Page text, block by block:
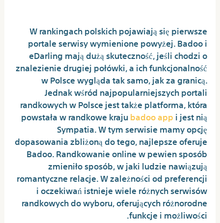
W rankingach polskich pojawiają się pierwsze
portale serwisy wymienione powyżej. Badoo i
eDarling mają dużą skuteczność, jeśli chodzi o
znalezienie drugiej połówki, a ich funkcjonalność
w Polsce wygląda tak samo, jak za granicą.
Jednak wśród najpopularniejszych portali
randkowych w Polsce jest także platforma, która
powstała w randkowe krajubadoo appi jest nią
Sympatia. W tym serwisie mamy opcję
dopasowania zbliżoną do tego, najlepsze oferuje
Badoo. Randkowanie online w pewien sposób
zmieniło sposób, w jaki ludzie nawiązują
romantyczne relacje. W zależności od preferencji
i oczekiwań istnieje wiele różnych serwisów
randkowych do wyboru, oferujących różnorodne
funkcje i możliwości.